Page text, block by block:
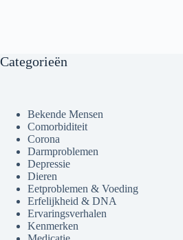
Categorieën
Bekende Mensen
Comorbiditeit
Corona
Darmproblemen
Depressie
Dieren
Eetproblemen & Voeding
Erfelijkheid & DNA
Ervaringsverhalen
Kenmerken